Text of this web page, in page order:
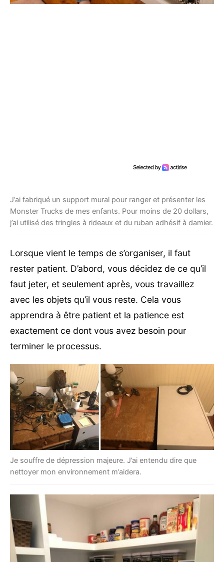
J’ai fabriqué un support mural pour ranger et présenter les
Monster Trucks de mes enfants. Pour moins de 20 dollars,
j’ai utilisé des tringles à rideaux et du ruban adhésif à damier.
Lorsque vient le temps de s’organiser, il faut
rester patient. D’abord, vous décidez de ce qu’il
faut jeter, et seulement après, vous travaillez
avec les objets qu’il vous reste. Cela vous
apprendra à être patient et la patience est
exactement ce dont vous avez besoin pour
terminer le processus.
Je souffre de dépression majeure. J’ai entendu dire que
nettoyer mon environnement m’aidera.